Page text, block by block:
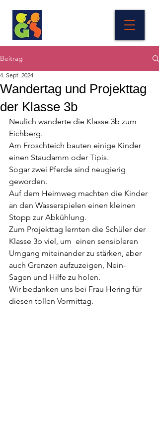
Beitrag
Wandertag und Projekttag
der Klasse 3b
4. Sept. 2024
Neulich wanderte die Klasse 3b zum
Eichberg.
Am Froschteich bauten einige Kinder
einen Staudamm oder Tipis.
Sogar zwei Pferde sind neugierig
geworden.
Auf dem Heimweg machten die Kinder
an den Wasserspielen einen kleinen
Stopp zur Abkühlung.
Zum Projekttag lernten die Schüler der
Klasse 3b viel, um  einen sensibleren
Umgang miteinander zu stärken, aber
auch Grenzen aufzuzeigen, Nein-
Sagen und Hilfe zu holen.
Wir bedanken uns bei Frau Hering für
diesen tollen Vormittag.